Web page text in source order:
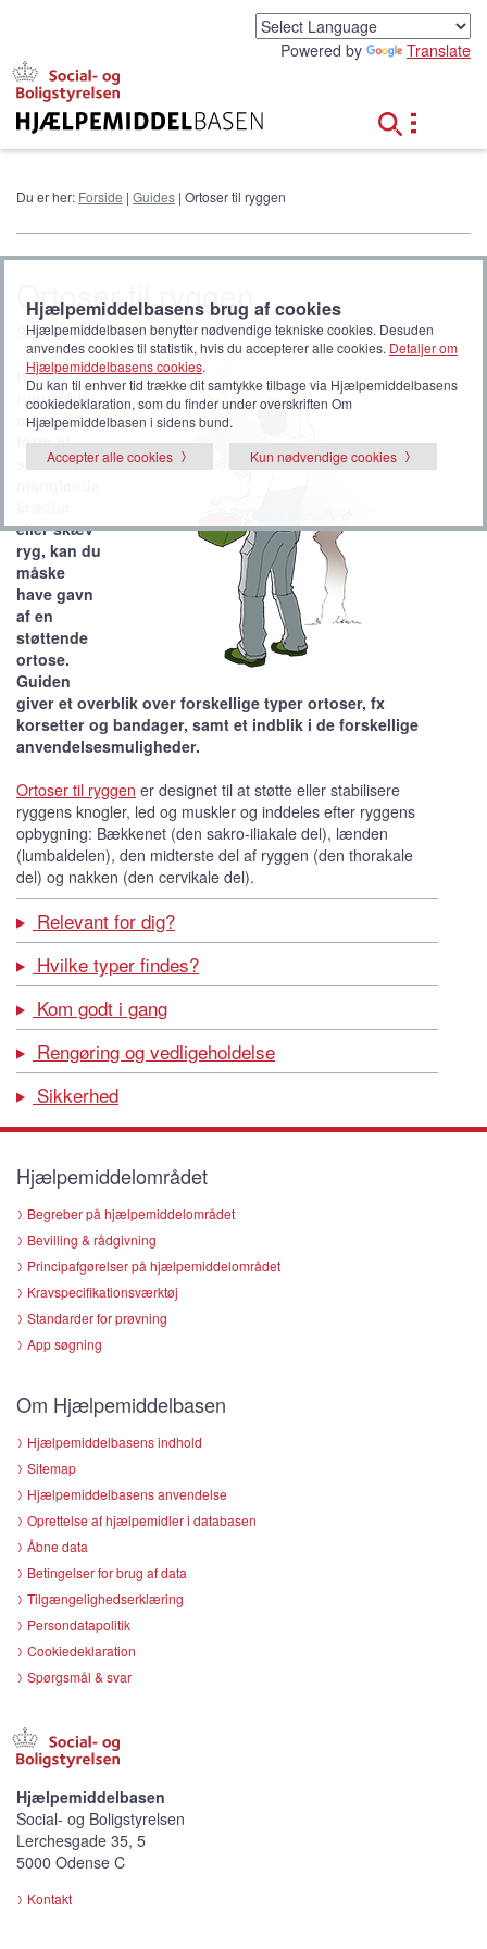
Powered by Translate
Du er her: Forside | Guides | Ortoser til ryggen
Ortoser til ryggen
Sidst opdateret 21-05-2025
Har du
rygproble
mer fx i
form af
smerter,
eller skæv
ryg, kan du
måske
have gavn
af en
støttende
ortose.
Guiden
giver et overblik over forskellige typer ortoser, fx
korsetter og bandager, samt et indblik i de forskellige
anvendelsesmuligheder.
Ortoser til ryggen er designet til at støtte eller stabilisere
ryggens knogler, led og muskler og inddeles efter ryggens
opbygning: Bækkenet (den sakro-iliakale del), lænden
(lumbaldelen), den midterste del af ryggen (den thorakale
del) og nakken (den cervikale del).
Relevant for dig?
Hvilke typer findes?
Kom godt i gang
Rengøring og vedligeholdelse
Sikkerhed
Hjælpemiddelområdet
Begreber på hjælpemiddelområdet
Bevilling & rådgivning
Principafgørelser på hjælpemiddelområdet
Kravspecifikationsværktøj
Standarder for prøvning
App søgning
Om Hjælpemiddelbasen
Hjælpemiddelbasens indhold
Sitemap
Hjælpemiddelbasens anvendelse
Oprettelse af hjælpemidler i databasen
Åbne data
Betingelser for brug af data
Tilgængelighedserklæring
Persondatapolitik
Cookiedeklaration
Spørgsmål & svar
Hjælpemiddelbasen
Social- og Boligstyrelsen
Lerchesgade 35, 5
5000 Odense C
Kontakt
Hjælpemiddelbasens brug af cookies
Hjælpemiddelbasen benytter nødvendige tekniske cookies. Desuden
anvendes cookies til statistik, hvis du accepterer alle cookies. Detaljer om
Hjælpemiddelbasens cookies.
Du kan til enhver tid trække dit samtykke tilbage via Hjælpemiddelbasens
cookiedeklaration, som du finder under overskriften Om
Hjælpemiddelbasen i sidens bund.
Accepter alle cookies
Kun nødvendige cookies